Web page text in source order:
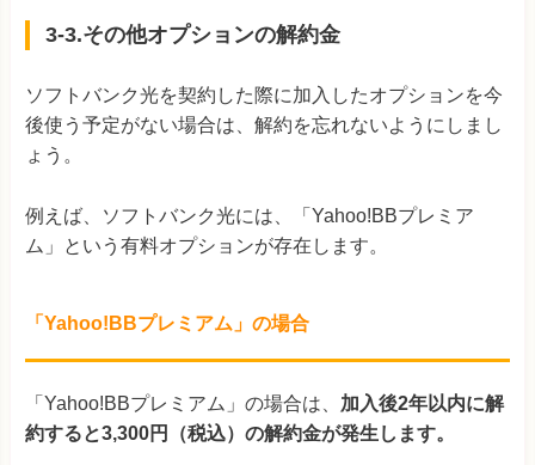
3-3.その他オプションの解約金
ソフトバンク光を契約した際に加入したオプションを今
後使う予定がない場合は、解約を忘れないようにしまし
ょう。
例えば、ソフトバンク光には、「Yahoo!BBプレミア
ム」という有料オプションが存在します。
「Yahoo!BBプレミアム」の場合
「Yahoo!BBプレミアム」の場合は、 加入後2年以内に解
約すると3,300円（税込）の解約金が発生します。